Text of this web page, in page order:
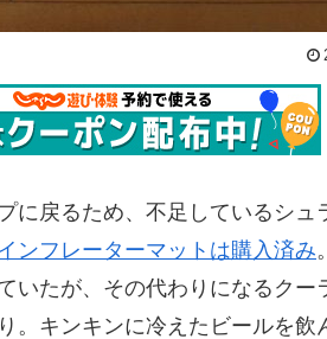
に戻るため、不足しているシュ
ンフレーターマットは購入済み
いたが、その代わりになるクー
。キンキンに冷えたビールを飲